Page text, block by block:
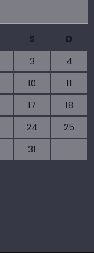
S
D
3
4
10
11
17
18
24
25
31